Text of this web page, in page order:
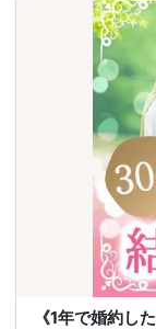
《1年で婚約し